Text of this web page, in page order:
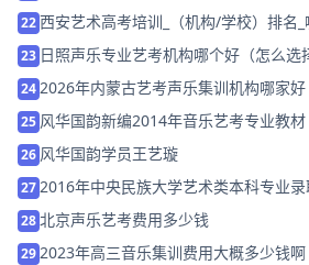
22西安艺术高考培训_（机构/学校）排名_
23 日照声乐专业艺考机构哪个好（怎么选
24 2026年内蒙古艺考声乐集训机构哪家
生」
25 风华国韵新编2014年音乐艺考专业教材
26 风华国韵学员王艺璇
27 2016年中央民族大学艺术类本科专业
28 北京声乐艺考费用多少钱
29 2023年高三音乐集训费用大概多少钱啊